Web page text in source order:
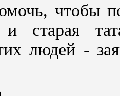
чтобы
старая
людей -